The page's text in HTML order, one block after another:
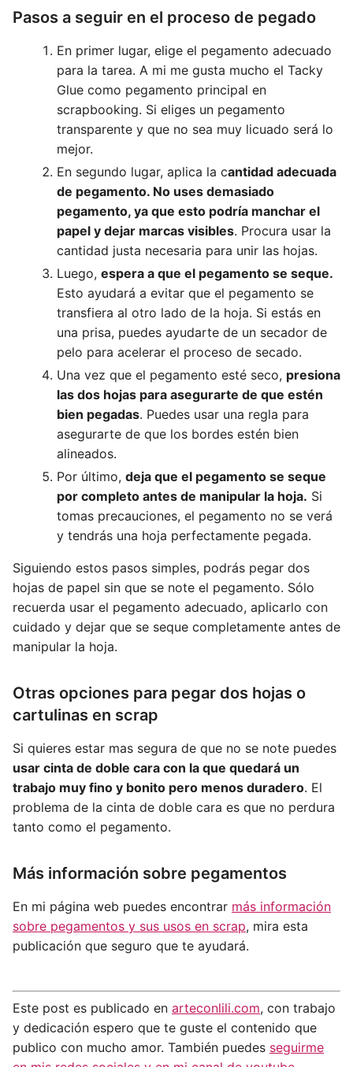
Pasos a seguir en el proceso de pegado
En primer lugar, elige el pegamento adecuado
para la tarea. A mi me gusta mucho el Tacky
Glue como pegamento principal en
scrapbooking. Si eliges un pegamento
transparente y que no sea muy licuado será lo
mejor.
En segundo lugar, aplica la cantidad adecuada
de pegamento. No uses demasiado
pegamento, ya que esto podría manchar el
papel y dejar marcas visibles. Procura usar la
cantidad justa necesaria para unir las hojas.
Luego, espera a que el pegamento se seque.
Esto ayudará a evitar que el pegamento se
transfiera al otro lado de la hoja. Si estás en
una prisa, puedes ayudarte de un secador de
pelo para acelerar el proceso de secado.
Una vez que el pegamento esté seco, presiona
las dos hojas para asegurarte de que estén
bien pegadas. Puedes usar una regla para
asegurarte de que los bordes estén bien
alineados.
Por último, deja que el pegamento se seque
por completo antes de manipular la hoja. Si
tomas precauciones, el pegamento no se verá
y tendrás una hoja perfectamente pegada.
Siguiendo estos pasos simples, podrás pegar dos
hojas de papel sin que se note el pegamento. Sólo
recuerda usar el pegamento adecuado, aplicarlo con
cuidado y dejar que se seque completamente antes de
manipular la hoja.
Otras opciones para pegar dos hojas o
cartulinas en scrap
Si quieres estar mas segura de que no se note puedes
usar cinta de doble cara con la que quedará un
trabajo muy fino y bonito pero menos duradero. El
problema de la cinta de doble cara es que no perdura
tanto como el pegamento.
Más información sobre pegamentos
En mi página web puedes encontrar más información
sobre pegamentos y sus usos en scrap, mira esta
publicación que seguro que te ayudará.
Este post es publicado en arteconlili.com, con trabajo
y dedicación espero que te guste el contenido que
publico con mucho amor. También puedes seguirme